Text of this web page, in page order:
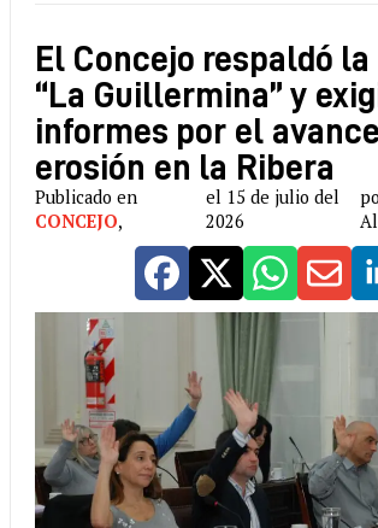
El Concejo respaldó
“La Guillermina” y
informes por el
erosión en la Ribera
Publicado en
CONCEJO,
el 15 de julio del
2026